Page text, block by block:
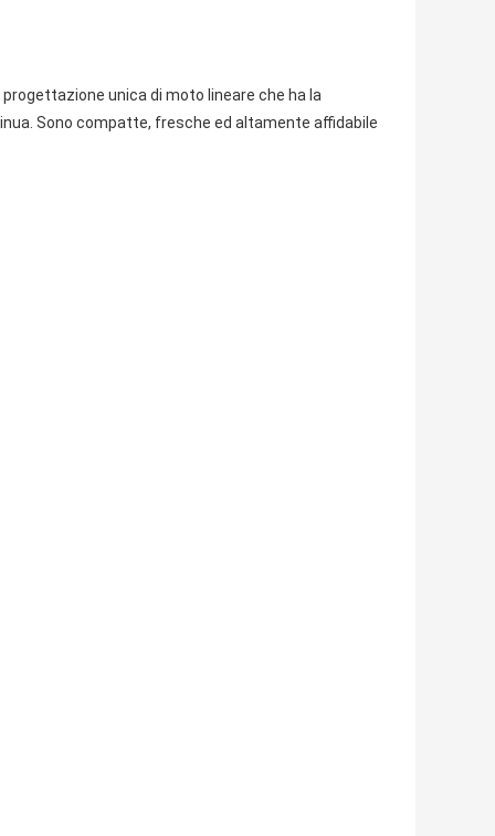
progettazione unica di moto lineare che ha la
Sono compatte, fresche ed altamente affidabile